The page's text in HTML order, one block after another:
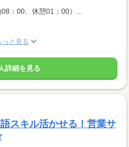
：00、休憩01：00）...
っと見る
詳細を見る
スキル活かせる！営業サ